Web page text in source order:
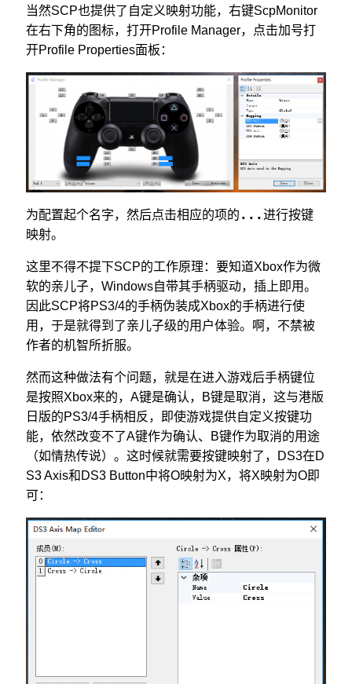
当然SCP也提供了自定义映射功能，右键ScpMonitor
在右下角的图标，打开Profile Manager，点击加号打
开Profile Properties面板：
为配置起个名字，然后点击相应的项的 ...进行按键
映射。
这里不得不提下SCP的工作原理：要知道Xbox作为微
软的亲儿子，Windows自带其手柄驱动，插上即用。
因此SCP将PS3/4的手柄伪装成Xbox的手柄进行使
用，于是就得到了亲儿子级的用户体验。啊，不禁被
作者的机智所折服。
然而这种做法有个问题，就是在进入游戏后手柄键位
是按照Xbox来的，A键是确认，B键是取消，这与港版
日版的PS3/4手柄相反，即使游戏提供自定义按键功
能，依然改变不了A键作为确认、B键作为取消的用途
（如情热传说）。这时候就需要按键映射了，DS3在D
S3 Axis和DS3 Button中将O映射为X，将X映射为O即
可：